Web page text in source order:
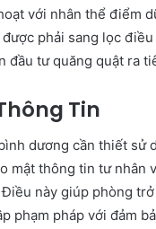
với nhân thể điểm
phải sang lọc
đầu tư quăng quật ra
Tin
dương cần thiết sử
mật thông tin tư nhân
này giúp phòng
phạm pháp với đảm